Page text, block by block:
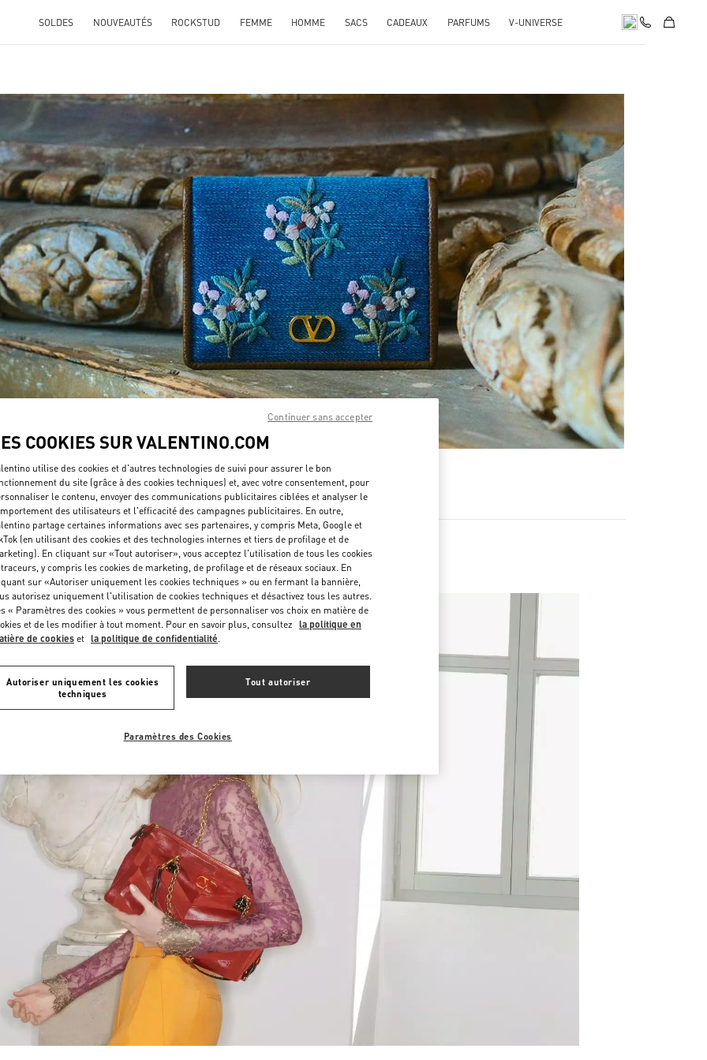
SOLDES NOUVEAUTÉS ROCKSTUD FEMME HOMME SACS CADEAUX PARFUMS V-UNIVERSE
IN NEW TAB
DÉCOUVRIR PLUS
Link Opens in New Tab
NOUVEAUTÉS
COOKIES SUR VALENTINO.COM
utilise des cookies et d'autres technologies de suivi pour assurer le bon
du site (grâce à des cookies techniques) et, avec votre consentement, pour
le contenu, envoyer des communications publicitaires ciblées et analyser le
des utilisateurs et l'efficacité des campagnes publicitaires. En outre,
partage certaines informations avec ses partenaires, y compris Meta, Google et
(en utilisant des cookies et des technologies internes et tiers de profilage et de
En cliquant sur «Tout autoriser», vous acceptez l'utilisation de tous les cookies
y compris les cookies de marketing, de profilage et de réseaux sociaux. En
sur «Autoriser uniquement les cookies techniques » ou en fermant la bannière,
autorisez uniquement l'utilisation de cookies techniques et désactivez tous les autres.
« Paramètres des cookies » vous permettent de personnaliser vos choix en matière de
et de les modifier à tout moment. Pour en savoir plus, consultez la politique en
de cookies et la politique de confidentialité.
Autoriser uniquement les cookies
techniques
Tout autoriser
Paramètres des Cookies
Continuer sans accepter